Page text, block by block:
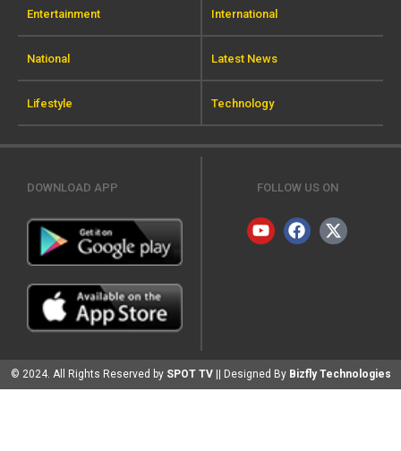
Entertainment International
National Latest News
Lifestyle Technology
DOWNLOAD APP FOLLOW US ON
© 2024. All Rights Reserved by SPOT TV || Designed By Bizfly Technologies